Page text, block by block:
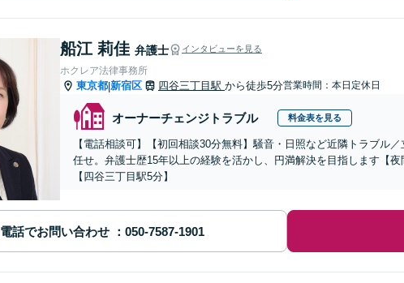
船江 莉佳 弁護士 インタビューを見る
ホクレア法律事務所
東京都|新宿区 四谷三丁目駅 から徒歩5分営業時間：本日定休日
オーナーチェンジトラブル 料金表を見る
【電話相談可】【初回相談30分無料】騒音・日照など近隣トラブル
任せ。弁護士歴15年以上の経験を活かし、円満解決を目指します【
【四谷三丁目駅5分】
電話でお問い合わせ